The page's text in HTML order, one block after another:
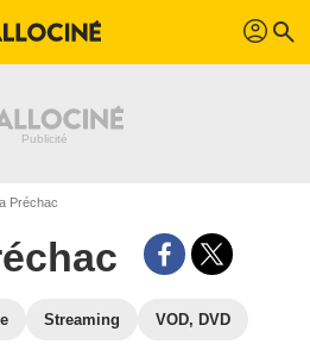
profil search
Préchac
Streaming VOD, DVD